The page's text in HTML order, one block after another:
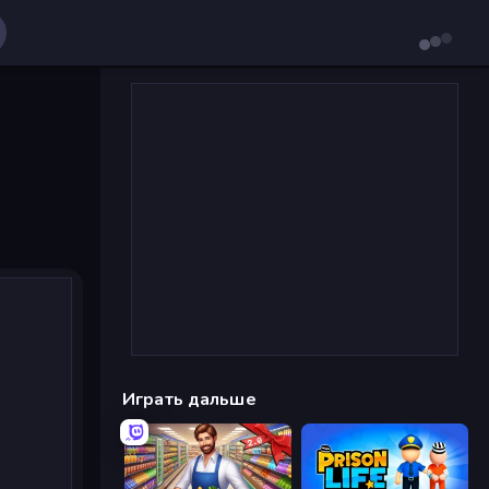
Играть дальше